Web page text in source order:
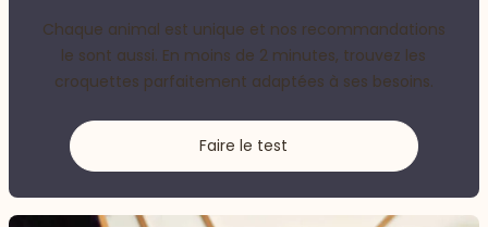
Chaque animal est unique et nos recommandations
le sont aussi. En moins de 2 minutes, trouvez les
croquettes parfaitement adaptées à ses besoins.
Faire le test